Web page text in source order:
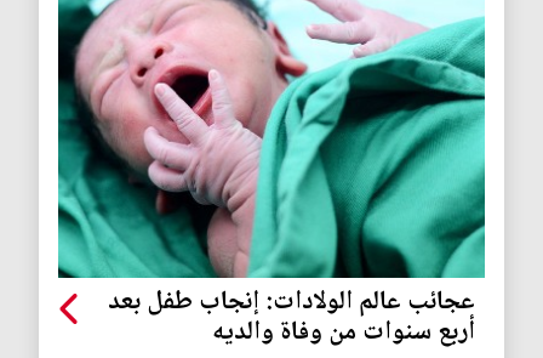
عجائب عالم الولادات: إنجاب طفل بعد
أربع سنوات من وفاة والديه